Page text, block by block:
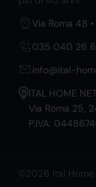
Via Roma 48
035 040 26
info@ital-
ITAL HOME
Via Roma 25,
P.IVA:
©2026 Ital Home